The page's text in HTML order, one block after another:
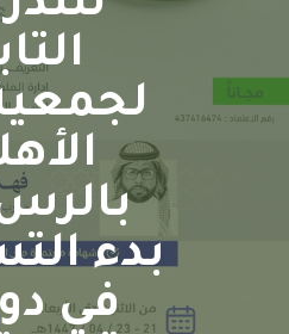
لجمعية البر
الأهلية
بالرس عن
بدء التسجيل
في دورة :